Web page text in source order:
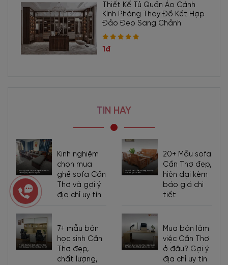
Thiết Kế Tủ Quần Áo Cánh
Kính Phòng Thay Đồ Kết Hợp
Đảo Đẹp Sang Chảnh
1đ
TIN HAY
Kinh nghiệm
chọn mua
ghế sofa Cần
Thơ và gợi ý
địa chỉ uy tín
20+ Mẫu sofa
Cần Thơ đẹp,
hiện đại kèm
báo giá chi
tiết
7+ mẫu bàn
học sinh Cần
Thơ đẹp,
chất lượng,
Mua bàn làm
việc Cần Thơ
ở đâu? Gợi ý
địa chỉ uy tín